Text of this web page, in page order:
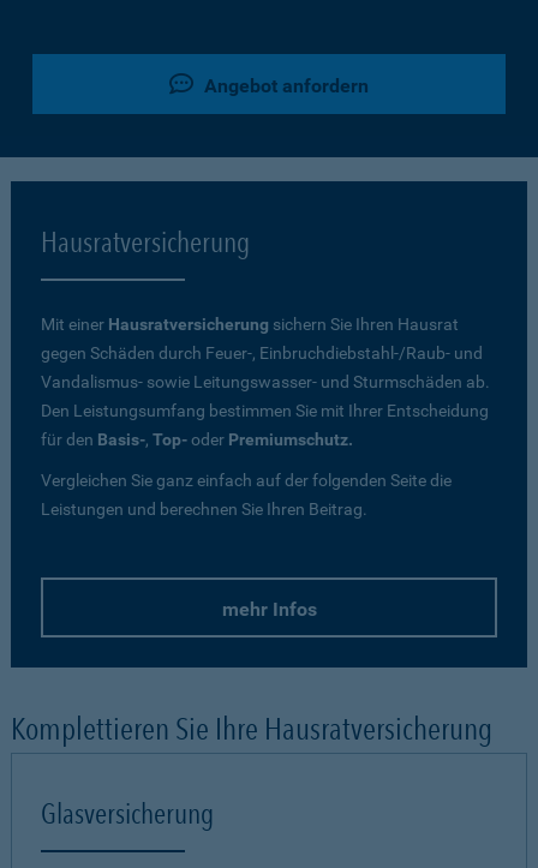
Angebot anfordern
Hausratversicherung
Mit einer Hausratversicherung sichern Sie Ihren Hausrat
gegen Schäden durch Feuer-, Einbruchdiebstahl-/Raub- und
Vandalismus- sowie Leitungswasser- und Sturmschäden ab.
Den Leistungsumfang bestimmen Sie mit Ihrer Entscheidung
für den Basis-, Top-oder Premiumschutz.
Vergleichen Sie ganz einfach auf der folgenden Seite die
Leistungen und berechnen Sie Ihren Beitrag.
mehr Infos
Komplettieren Sie Ihre Hausratversicherung
Glasversicherung